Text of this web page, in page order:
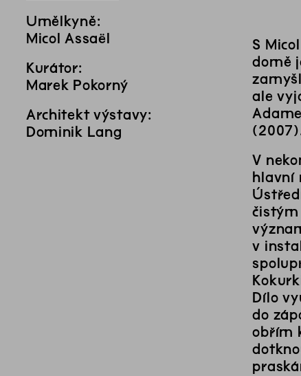
Umělkyně:
Micol Assaël
Kurátor:
Marek Pokorný
Architekt výstavy:
Dominik Lang
S
domě
ale
V
hlavní
čistým
v
Dílo
do
obřím